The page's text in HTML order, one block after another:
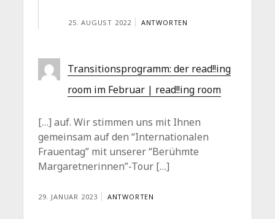
25. AUGUST 2022 ANTWORTEN
Transitionsprogramm: der read!!ing
room im Februar | read!!ing room
[…] auf. Wir stimmen uns mit Ihnen
gemeinsam auf den “Internationalen
Frauentag” mit unserer “Berühmte
Margaretnerinnen”-Tour […]
29. JANUAR 2023 ANTWORTEN